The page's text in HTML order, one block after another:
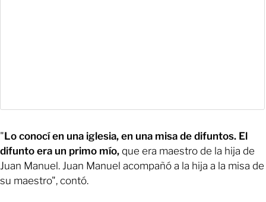
"Lo conocí en una iglesia, en una misa de difuntos. El
difunto era un primo mío, que era maestro de la hija de
Juan Manuel. Juan Manuel acompañó a la hija a la misa de
su maestro", contó.